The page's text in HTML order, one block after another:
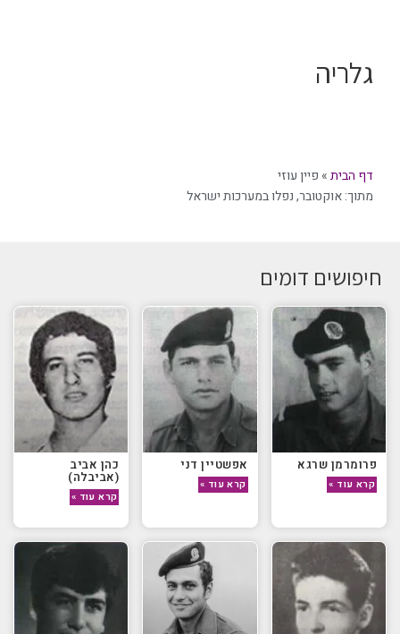
גלריה
דף הבית» פיין עוזי
מתוך:אוקטובר,נפלו במערכות ישראל
חיפושים דומים
פרומרמן שרגא
קרא עוד »
אפשטיין דני
קרא עוד »
כהן אביב
(אביבלה)
קרא עוד »